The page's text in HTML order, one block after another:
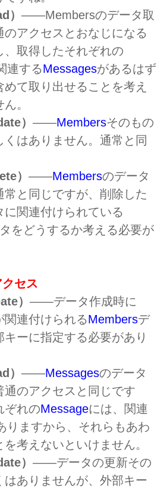
） ――Membersのデータ取
アクセスとおなじになる
、取得したそれぞれの
連するMessagesがあるはず
て取り出せることを考え
。
） ――Membersそのもの
はありません。通常と同
） ――Membersのデータ
と同じですが、削除した
関連付けられている
をどうするか考える必要が
セス
） ――データ作成時に
関連付けられるMembersデ
ーに指定する必要があり
） ――Messagesのデータ
通のアクセスと同じです
ぞれのMessageには、関連
りますから、それらもあわ
考えないといけません。
） ――データの更新その
はありませんが、外部キー